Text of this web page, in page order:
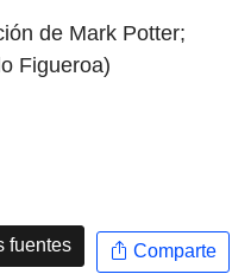
de Mark Potter;
Figueroa)
fuentes Comparte